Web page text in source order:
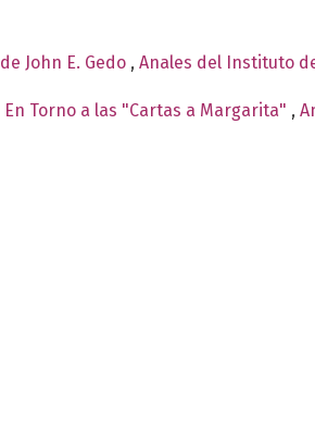
John E. Gedo , Anales del Instituto
En Torno a las "Cartas a Margarita" ,